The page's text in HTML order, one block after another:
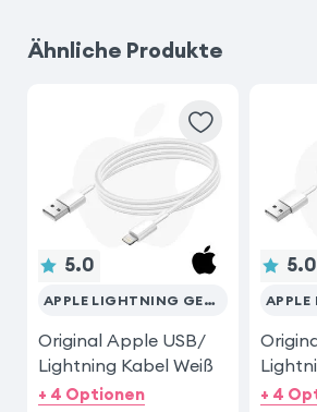
Ähnliche Produkte
5.0
APPLE LIGHTNING GERÄTE
Original Apple USB/
Lightning Kabel Weiß
+ 4 Optionen
5.0
+ 4